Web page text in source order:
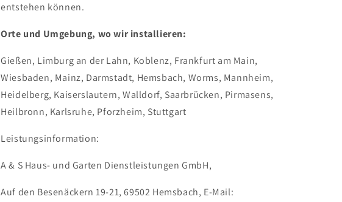
entstehen können.
Orte und Umgebung, wo wir installieren:
Gießen, Limburg an der Lahn, Koblenz, Frankfurt am Main,
Wiesbaden, Mainz, Darmstadt, Hemsbach, Worms, Mannheim,
Heidelberg, Kaiserslautern, Walldorf, Saarbrücken, Pirmasens,
Heilbronn, Karlsruhe, Pforzheim, Stuttgart
Leistungsinformation:
A & S Haus- und Garten Dienstleistungen GmbH,
Auf den Besenäckern 19-21, 69502 Hemsbach, E-Mail: